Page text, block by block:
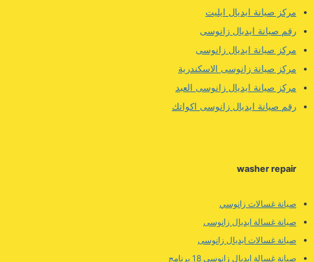
مركز صيانة ايديال ايليت
رقم صيانة ايديال زانوسى
مركز صيانة ايديال زانوسى
مركز صيانة زانوسى الاسكندرية
مركز صيانة ايديال زانوسى العبد
رقم صيانة ايديال زانوسى اكواتك
washer repair
صيانة غسالات زانوسي
صيانة غسالة ايديال زانوسى
صيانة غسالات ايديال زانوسى
صيانة غسالة ايديال زانوسى 18 برنامج